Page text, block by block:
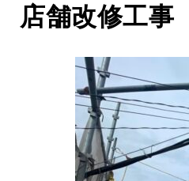
店舗改修工事